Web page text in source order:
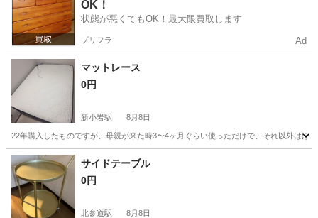
OK！
状態が悪くてもOK！最大限買取します
プリフラ Ad
マットレース
0円
新小岩駅 8月8日
22年購入したものですが、母親が来た時3〜4ヶ月ぐらい使っただけで、それ以外は
東京 葛飾区 新小岩駅 寝具
サイドテーブル
0円
北参道駅 8月8日